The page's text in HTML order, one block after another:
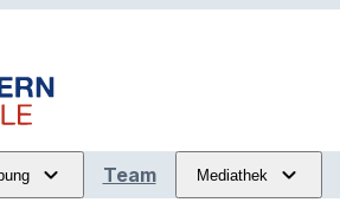
Team Mediathek